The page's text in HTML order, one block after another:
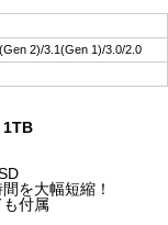
2)/3.1(Gen 1)/3.0/2.0
1TB
を大幅短縮！
付属